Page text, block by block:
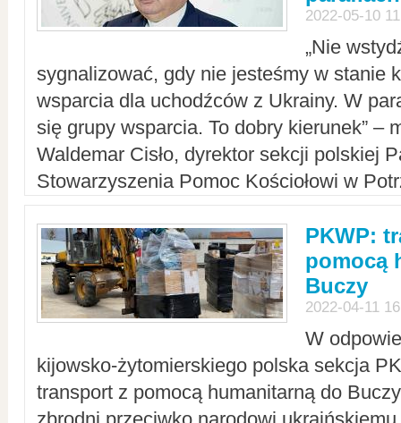
2022-05-10
„Nie
sygnalizować, gdy nie jesteśmy w stanie
wsparcia dla uchodźców z Ukrainy. W
się grupy wsparcia. To dobry kierunek” –
Waldemar Cisło, dyrektor sekcji polskiej
Stowarzyszenia Pomoc Kościołowi w
PKWP:
pomocą
Buczy
2022-04-11
W
kijowsko-żytomierskiego polska sekcja
transport z pomocą humanitarną do